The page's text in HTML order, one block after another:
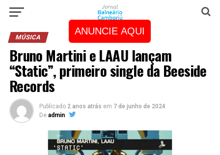
ANUNCIE AQUI
MÚSICA
Bruno Martini e LAAU lançam
“Static”, primeiro single da Beeside
Records
Publicado 2 anos atrás em 7 de junho de 2024
De admin